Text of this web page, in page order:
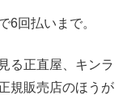
6回払いまで。
る正直屋、キンラ
規販売店のほうが